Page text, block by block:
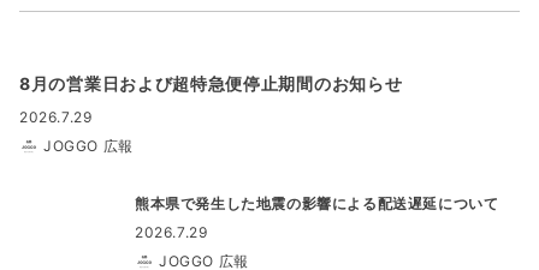
8月の営業日および超特急便停止期間のお知らせ
2026.7.29
JOGGO 広報
熊本県で発生した地震の影響による配送遅延について
2026.7.29
JOGGO 広報